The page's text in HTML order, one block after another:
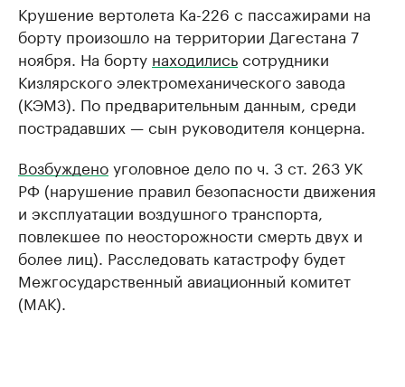
Крушение вертолета Ка-226 с пассажирами на
борту произошло на территории Дагестана 7
ноября. На борту находилисьсотрудники
Кизлярского электромеханического завода
(КЭМЗ). По предварительным данным, среди
пострадавших — сын руководителя концерна.
Возбужденоуголовное дело по ч. 3 ст. 263 УК
РФ (нарушение правил безопасности движения
и эксплуатации воздушного транспорта,
повлекшее по неосторожности смерть двух и
более лиц). Расследовать катастрофу будет
Межгосударственный авиационный комитет
(МАК).